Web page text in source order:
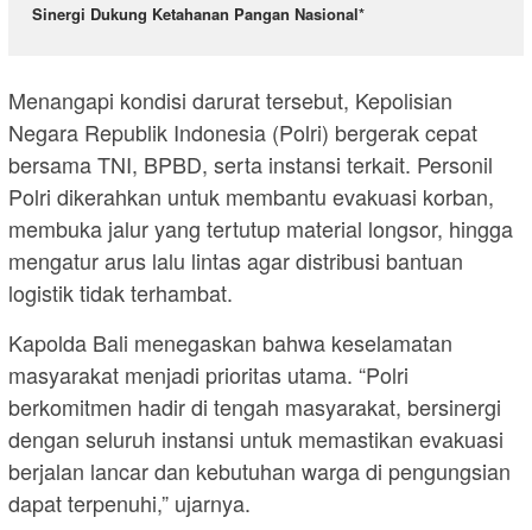
Sinergi Dukung Ketahanan Pangan Nasional*
Menangapi kondisi darurat tersebut, Kepolisian
Negara Republik Indonesia (Polri) bergerak cepat
bersama TNI, BPBD, serta instansi terkait. Personil
Polri dikerahkan untuk membantu evakuasi korban,
membuka jalur yang tertutup material longsor, hingga
mengatur arus lalu lintas agar distribusi bantuan
logistik tidak terhambat.
Kapolda Bali menegaskan bahwa keselamatan
masyarakat menjadi prioritas utama. “Polri
berkomitmen hadir di tengah masyarakat, bersinergi
dengan seluruh instansi untuk memastikan evakuasi
berjalan lancar dan kebutuhan warga di pengungsian
dapat terpenuhi,” ujarnya.